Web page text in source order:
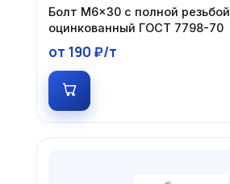
Болт М6×30 с полной резьбой
оцинкованный ГОСТ 7798-70
от 190 ₽/т